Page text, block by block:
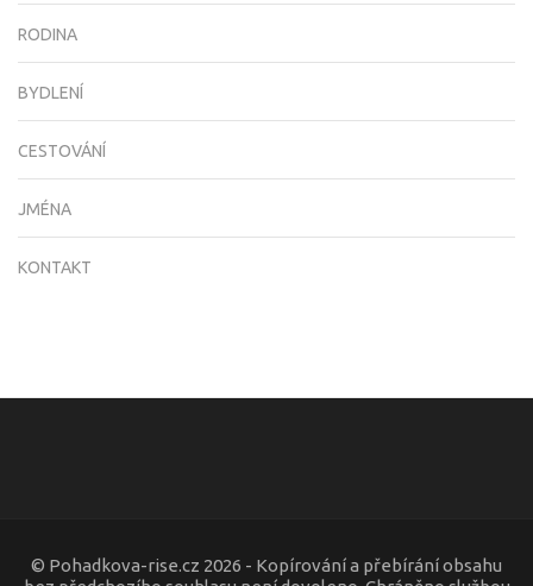
RODINA
BYDLENÍ
CESTOVÁNÍ
JMÉNA
KONTAKT
© Pohadkova-rise.cz 2026 - Kopírování a přebírání obsahu